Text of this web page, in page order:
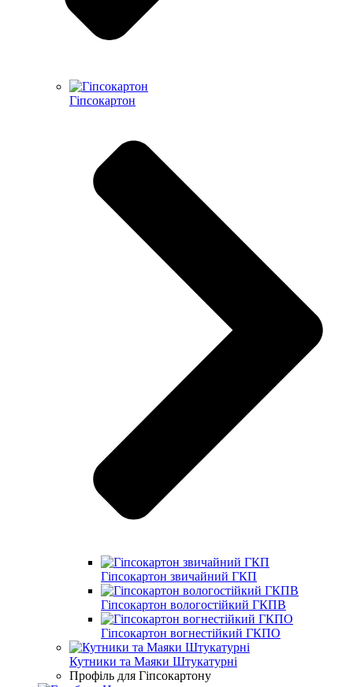
Гіпсокартон
Гіпсокартон звичайний ГКП
Гіпсокартон вологостійкий ГКПВ
Гіпсокартон вогнестійкий ГКПО
Кутники та Маяки Штукатурні
Профіль для Гіпсокартону